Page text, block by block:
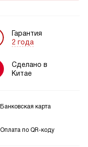
Гарантия
2 года
Сделано в
Китае
Банковская карта
Оплата по QR-коду